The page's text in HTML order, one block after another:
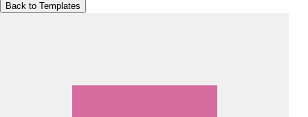
Back to Templates